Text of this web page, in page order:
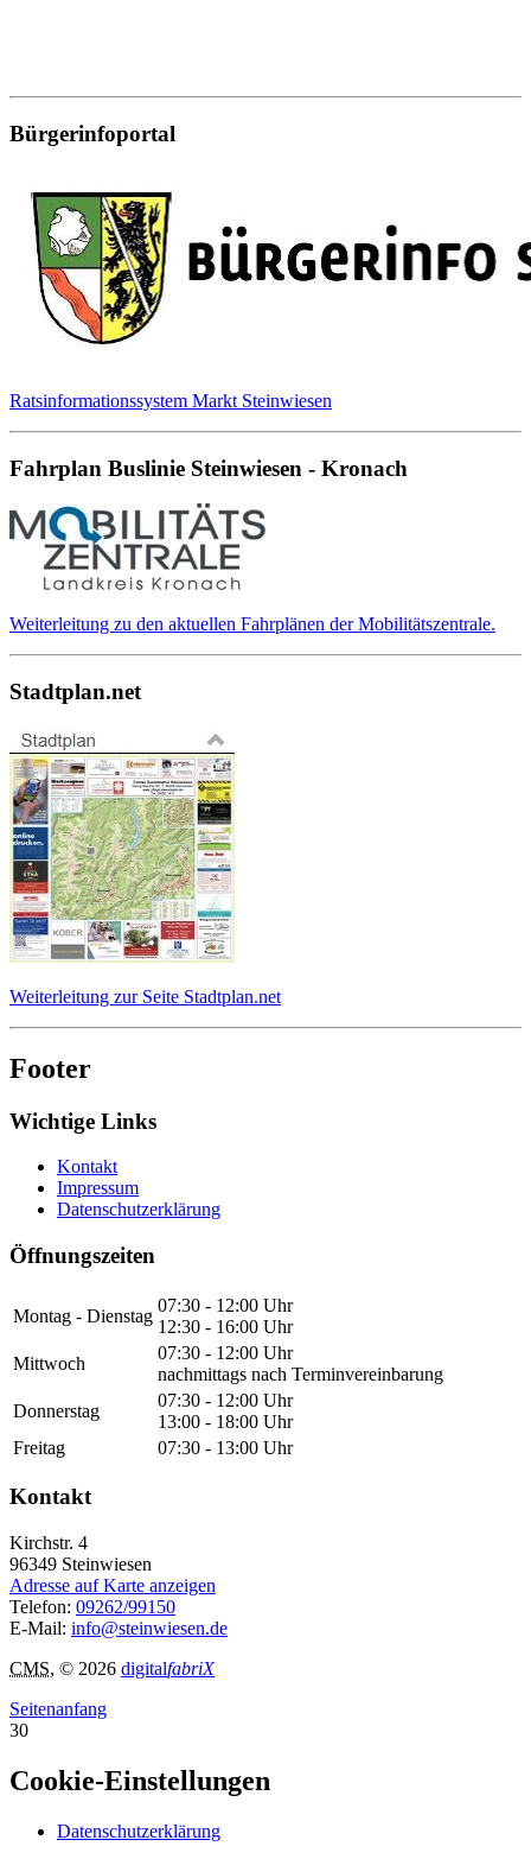
Bürgerinfoportal
Ratsinformationssystem Markt Steinwiesen
Fahrplan Buslinie Steinwiesen - Kronach
Weiterleitung zu den aktuellen Fahrplänen der Mobilitätszentrale.
Stadtplan.net
Weiterleitung zur Seite Stadtplan.net
Footer
Wichtige Links
Kontakt
Impressum
Datenschutzerklärung
Öffnungszeiten
Montag - Dienstag
07:30 - 12:00 Uhr
12:30 - 16:00 Uhr
Mittwoch
07:30 - 12:00 Uhr
nachmittags nach Terminvereinbarung
Donnerstag
07:30 - 12:00 Uhr
13:00 - 18:00 Uhr
Freitag
07:30 - 13:00 Uhr
Kontakt
Kirchstr. 4
96349 Steinwiesen
Adresse auf Karte anzeigen
Telefon: 09262/99150
E-Mail: info@steinwiesen.de
CMS, © 2026 digitalfabriX
Seitenanfang
30
Cookie-Einstellungen
Datenschutzerklärung